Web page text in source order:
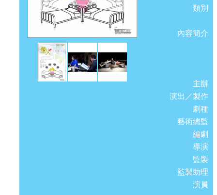
類別
內容簡介
主辦
演出／製作
劇種
藝術總監
編劇
導演
監製
監製助理
演員